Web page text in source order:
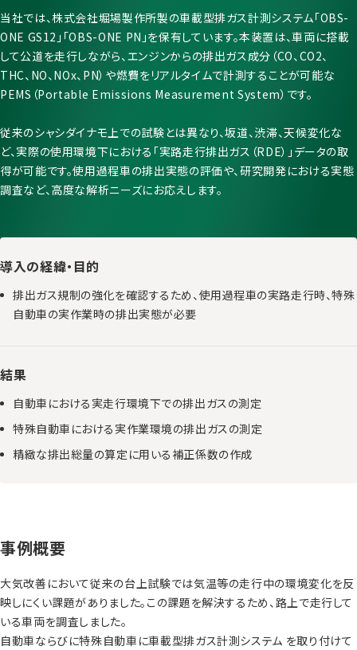
当社では、株式会社堀場製作所製の車載型排ガス計測システム「OBS-
ONE GS12」「OBS-ONE PN」を保有しています。本装置は、車両に搭載
して公道を走行しながら、エンジンからの排出ガス成分（CO、CO2、
THC、NO、NOx、PN）や燃費をリアルタイムで計測することが可能な
PEMS（Portable Emissions Measurement System）です。
従来のシャシダイナモ上での試験とは異なり、坂道、渋滞、天候変化な
ど、実際の使用環境下における「実路走行排出ガス（RDE）」データの取
得が可能です。使用過程車の排出実態の評価や、研究開発における実態
調査など、高度な解析ニーズにお応えします。
導入の経緯・目的
排出ガス規制の強化を確認するため、使用過程車の実路走行時、特殊
自動車の実作業時の排出実態が必要
結果
自動車における実走行環境下での排出ガスの測定
特殊自動車における実作業環境の排出ガスの測定
精緻な排出総量の算定に用いる補正係数の作成
事例概要
大気改善において従来の台上試験では気温等の走行中の環境変化を反
映しにくい課題がありました。この課題を解決するため、路上で走行して
いる車両を調査しました。
自動車ならびに特殊自動車に車載型排ガス計測システム を取り付けて